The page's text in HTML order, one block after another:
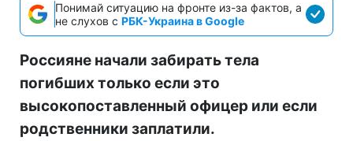
Понимай ситуацию на фронте из-за фактов, а
не слухов с РБК-Украина в Google
Россияне начали забирать тела
погибших только если это
высокопоставленный офицер или если
родственники заплатили.